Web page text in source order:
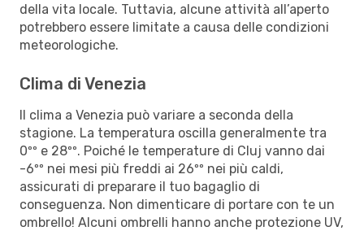
della vita locale. Tuttavia, alcune attività all’aperto
potrebbero essere limitate a causa delle condizioni
meteorologiche.
Clima di Venezia
Il clima a Venezia può variare a seconda della
stagione. La temperatura oscilla generalmente tra
0ºº e 28ºº. Poiché le temperature di Cluj vanno dai
-6ºº nei mesi più freddi ai 26ºº nei più caldi,
assicurati di preparare il tuo bagaglio di
conseguenza. Non dimenticare di portare con te un
ombrello! Alcuni ombrelli hanno anche protezione UV,